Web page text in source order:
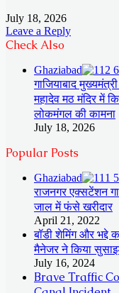
July 18, 2026
Leave a Reply
Check Also
Ghaziabad
गाजियाबाद
महादेव मठ मंदिर में
लोकमंगल की कामना
July 18, 2026
Popular Posts
Ghaziabad
राजनगर एक्सटेंशन
जाल में फंसे खरीदार
April 21, 2022
बॉडी शेमिंग और
मैनेजर ने किया
July 16, 2024
Brave Traffic